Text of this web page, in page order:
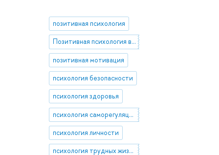
позитивная психология
Позитивная психология в организационном контексте
позитивная мотивация
психология безопасности
психология здоровья
психология саморегуляции
психология личности
психология трудных жизненных ситуаций